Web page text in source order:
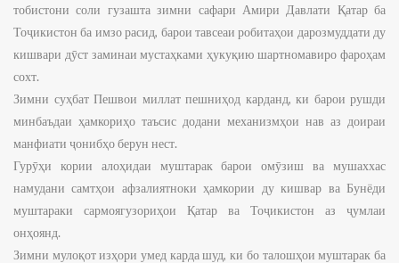
тобистони соли гузашта зимни сафари Амири Давлати Қатар ба
Тоҷикистон ба имзо расид, барои тавсеаи робитаҳои дарозмуддати ду
кишвари дӯст заминаи мустаҳками ҳукуқию шартномавиро фароҳам
сохт.
Зимни суҳбат Пешвои миллат пешниҳод карданд, ки барои рушди
минбаъдаи ҳамкориҳо таъсис додани механизмҳои нав аз доираи
манфиати ҷонибҳо берун нест.
Гурӯҳи кории алоҳидаи муштарак барои омӯзиш ва мушаххас
намудани самтҳои афзалиятноки ҳамкории ду кишвар ва Бунёди
муштараки сармоягузориҳои Қатар ва Тоҷикистон аз ҷумлаи
онҳоянд.
Зимни мулоқот изҳори умед карда шуд, ки бо талошҳои муштарак ба